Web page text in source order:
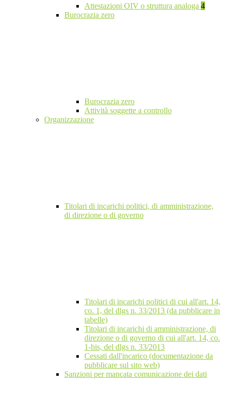
Attestazioni OIV o struttura analoga 4
Burocrazia zero
Burocrazia zero
Attività soggette a controllo
Organizzazione
Titolari di incarichi politici, di amministrazione,
di direzione o di governo
Titolari di incarichi politici di cui all'art. 14,
co. 1, del dlgs n. 33/2013 (da pubblicare in
tabelle)
Titolari di incarichi di amministrazione, di
direzione o di governo di cui all'art. 14, co.
1-bis, del dlgs n. 33/2013
Cessati dall'incarico (documentazione da
pubblicare sul sito web)
Sanzioni per mancata comunicazione dei dati